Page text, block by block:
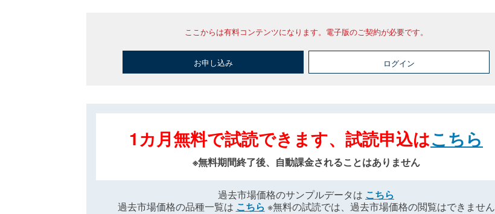
ここからは有料コンテンツになります。電子版のご契約が必要です。
お申し込み ログイン
1カ月無料で試読できます、試読申込はこちら
※無料期間終了後、自動課金されることはありません
過去市場価格のサンプルデータは こちら
過去市場価格の品種一覧は こちら ※無料の試読では、過去市場価格の閲覧はできません